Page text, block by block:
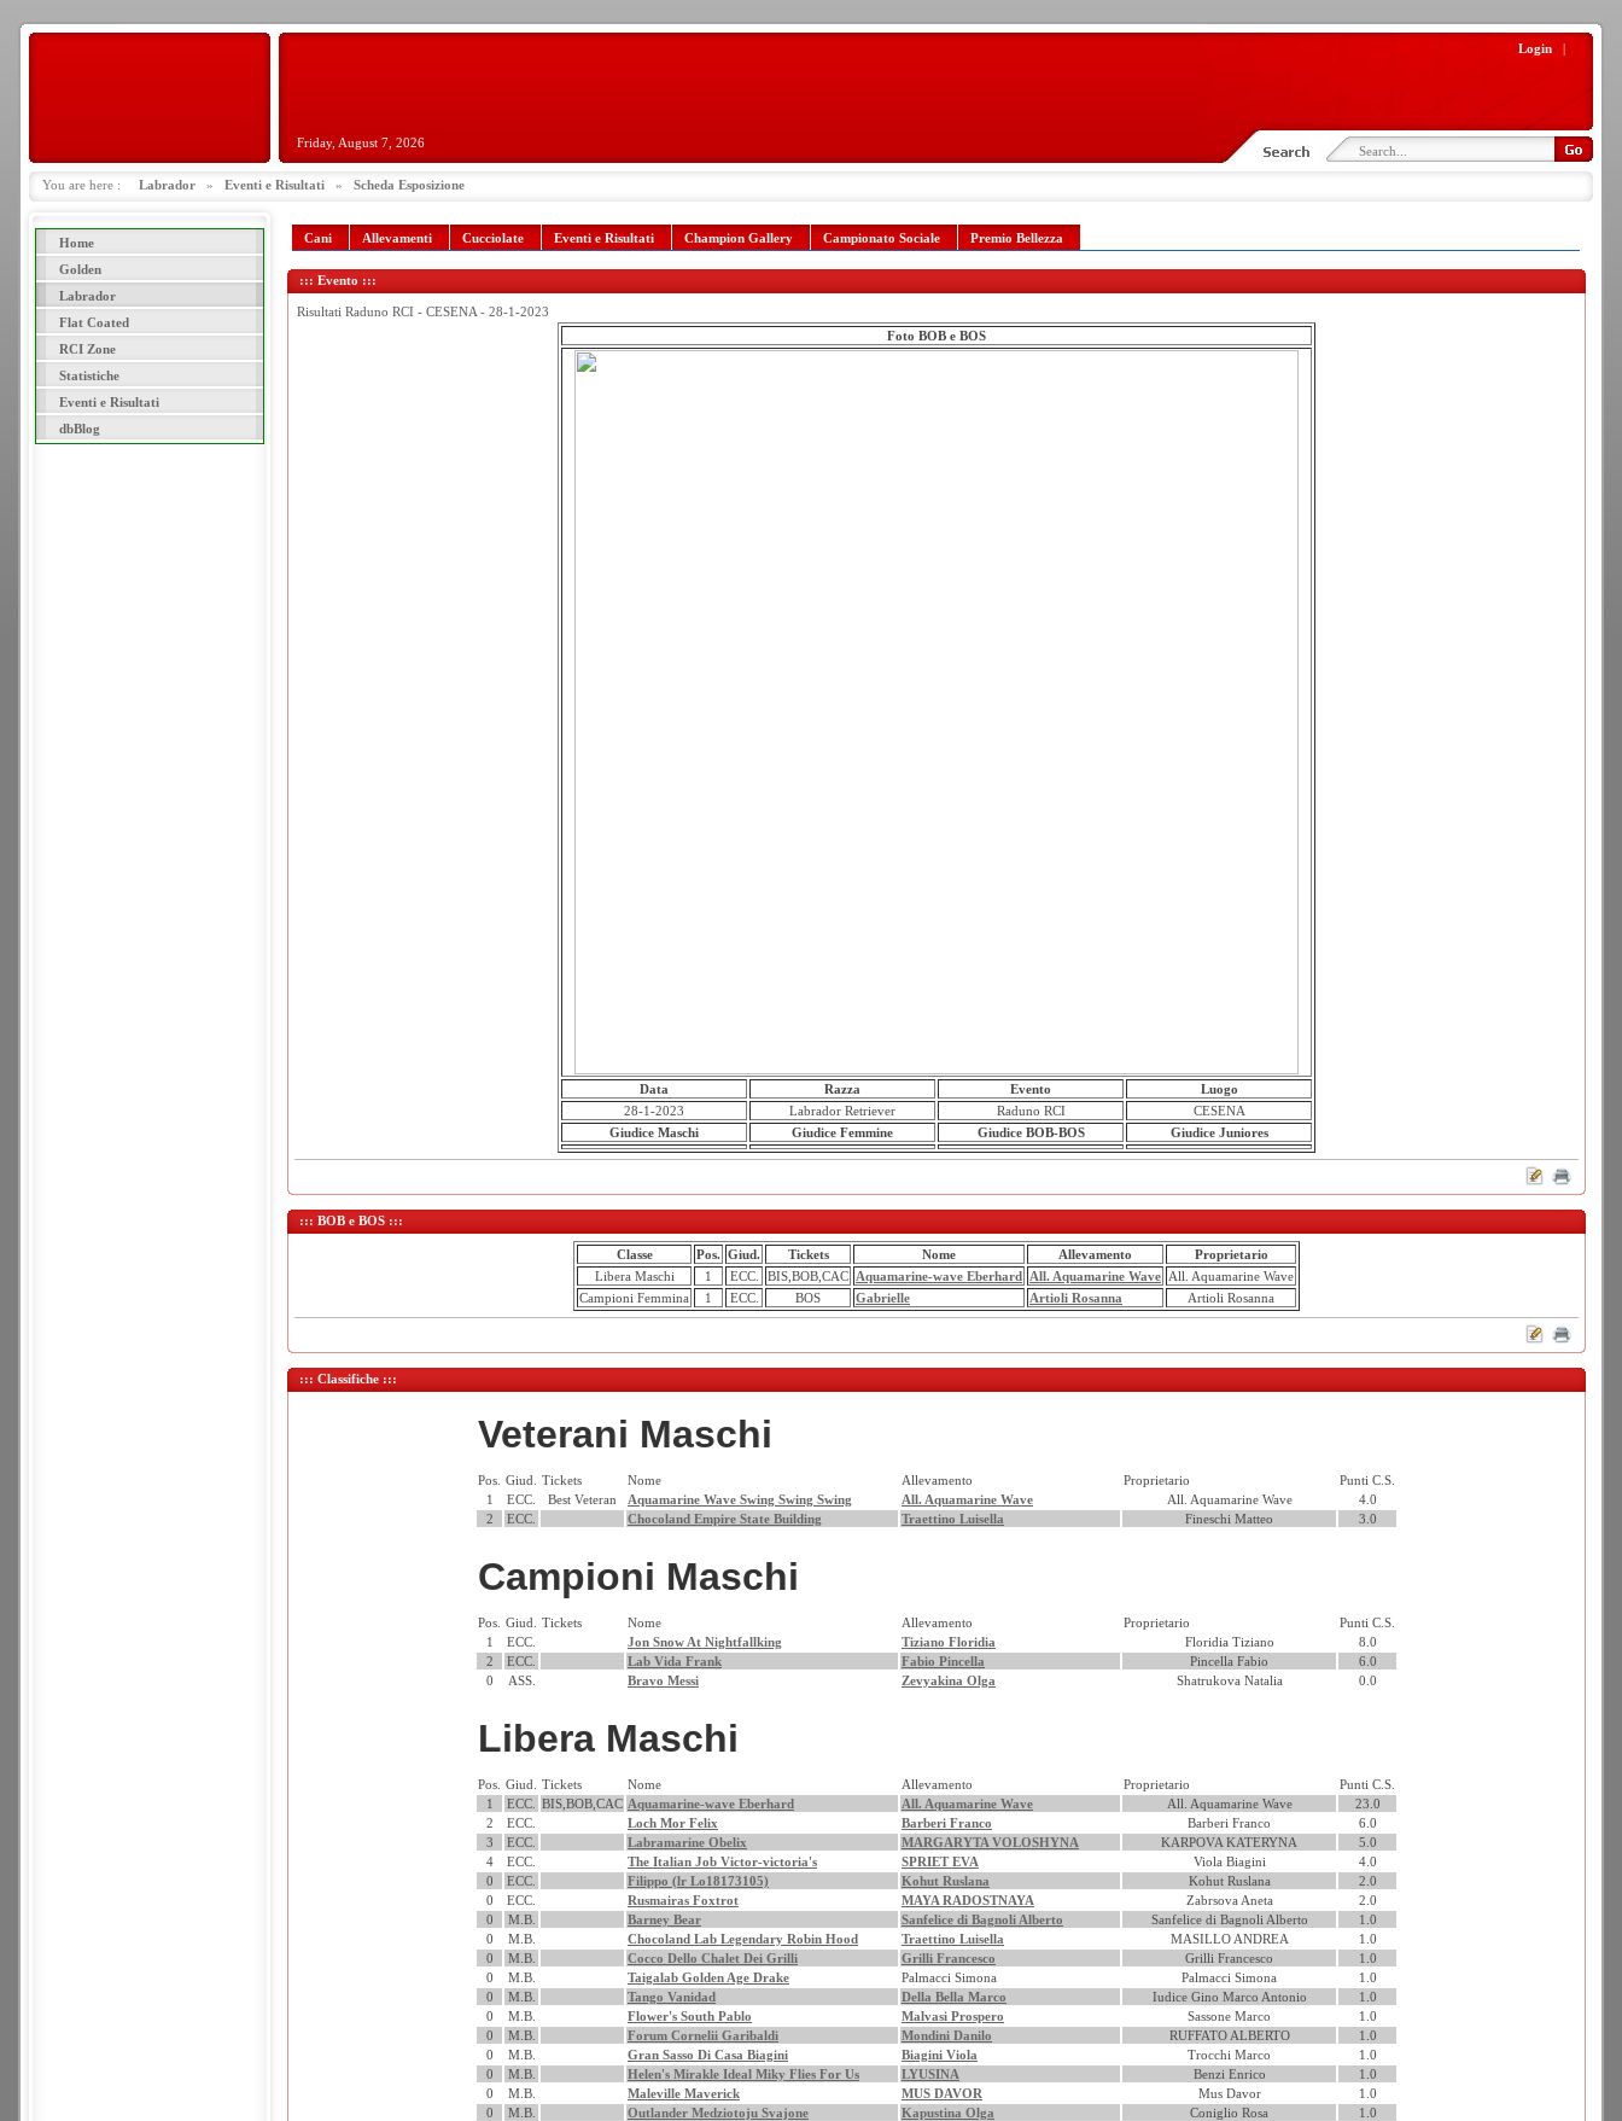
Login |
Friday, August 7, 2026
You are here : Labrador » Eventi e Risultati » Scheda Esposizione
Home
Golden
Labrador
Flat Coated
RCI Zone
Statistiche
Eventi e Risultati
dbBlog
Cani Allevamenti Cucciolate Eventi e Risultati Champion Gallery Campionato Sociale Premio Bellezza
::: Evento :::
Risultati Raduno RCI - CESENA - 28-1-2023
Foto BOB e BOS
Data Razza Evento
Luogo
28-1-2023
Labrador Retriever Raduno RCI
CESENA
Giudice Maschi
Giudice Femmine Giudice BOB-BOS Giudice Juniores
::: BOB e BOS :::
Classe Pos. Giud. Tickets Nome Allevamento
Proprietario
Libera Maschi
1 ECC. BIS,BOB,CAC Aquamarine-wave Eberhard All. Aquamarine Wave All. Aquamarine Wave
Campioni Femmina
1 ECC. BOS Gabrielle Artioli Rosanna Artioli Rosanna
::: Classifiche :::
Veterani Maschi
Pos. Giud. Tickets Nome Allevamento Proprietario
Punti C.S.
1
ECC. Best Veteran Aquamarine Wave Swing Swing Swing All. Aquamarine Wave All. Aquamarine Wave
4.0
2
ECC. Chocoland Empire State Building Traettino Luisella Fineschi Matteo 3.0
Campioni Maschi
Pos. Giud. Tickets Nome Allevamento Proprietario
Punti C.S.
1
ECC. Jon Snow At Nightfallking Tiziano Floridia Floridia Tiziano
8.0
2
ECC. Lab Vida Frank Fabio Pincella Pincella Fabio
6.0
0
ASS. Bravo Messi Zevyakina Olga Shatrukova Natalia 0.0
Libera Maschi
Pos. Giud. Tickets Nome Allevamento Proprietario
Punti C.S.
1
ECC. BIS,BOB,CAC Aquamarine-wave Eberhard All. Aquamarine Wave All. Aquamarine Wave
23.0
2
ECC. Loch Mor Felix Barberi Franco Barberi Franco
6.0
3
ECC. Labramarine Obelix MARGARYTA VOLOSHYNA KARPOVA KATERYNA
5.0
4
ECC. The Italian Job Victor-victoria's SPRIET EVA Viola Biagini
4.0
0
ECC. Filippo (lr Lo18173105) Kohut Ruslana Kohut Ruslana
2.0
0
ECC. Rusmairas Foxtrot MAYA RADOSTNAYA Zabrsova Aneta
2.0
0
M.B. Barney Bear Sanfelice di Bagnoli Alberto Sanfelice di Bagnoli Alberto
1.0
0
M.B. Chocoland Lab Legendary Robin Hood Traettino Luisella MASILLO ANDREA
1.0
0
M.B. Cocco Dello Chalet Dei Grilli Grilli Francesco Grilli Francesco
1.0
0
M.B. Taigalab Golden Age Drake Palmacci Simona Palmacci Simona
1.0
0
M.B. Tango Vanidad Della Bella Marco Iudice Gino Marco Antonio
1.0
0
M.B. Flower's South Pablo Malvasi Prospero Sassone Marco
1.0
0
M.B. Forum Cornelii Garibaldi Mondini Danilo RUFFATO ALBERTO
1.0
0
M.B. Gran Sasso Di Casa Biagini Biagini Viola Trocchi Marco
1.0
0
M.B. Helen's Mirakle Ideal Miky Flies For Us LYUSINA Benzi Enrico
1.0
0
M.B. Maleville Maverick MUS DAVOR Mus Davor
1.0
0
M.B. Outlander Medziotoju Svajone Kapustina Olga Coniglio Rosa
1.0